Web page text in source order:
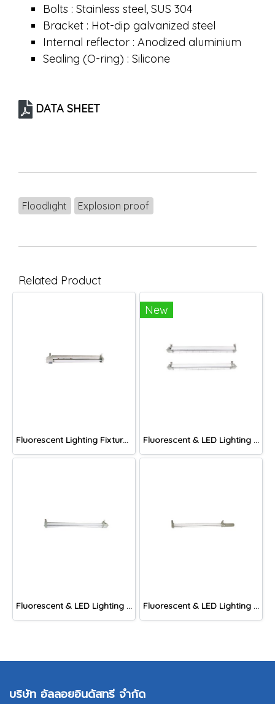
Bolts : Stainless steel, SUS 304
Bracket : Hot-dip galvanized steel
Internal reflector : Anodized aluminium
Sealing (O-ring) : Silicone
DATA SHEET
Floodlight Explosion proof
Related Product
Fluorescent Lighting Fixture, DNGV Series
New
Fluorescent & LED Lighting Fixture, DFP1-S Series (Short end cap)
Fluorescent & LED Lighting Fixture, DFP-S Series (Short end cap) Fluorescent & LED Lighting Fixture, DFP-C Series (Capsule end cap)
บริษัท อัลลอยอินดัสทรี จำกัด